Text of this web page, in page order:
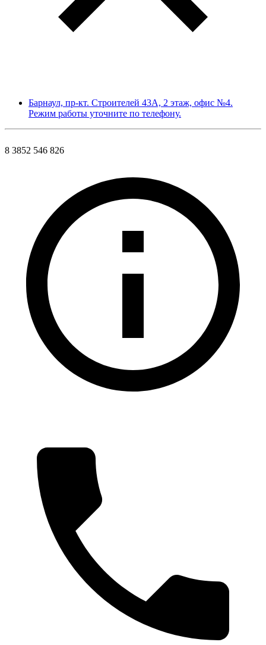
Барнаул, пр-кт. Строителей 43А, 2 этаж, офис №4.
Режим работы уточните по телефону.
8 3852 546 826